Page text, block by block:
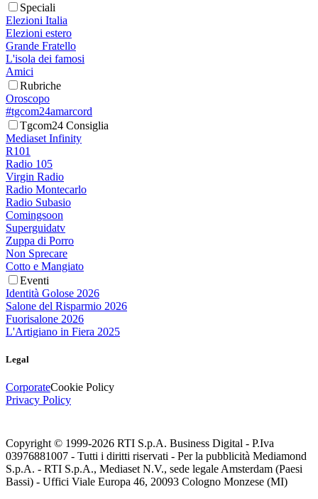
Speciali
Elezioni Italia
Elezioni estero
Grande Fratello
L'isola dei famosi
Amici
Rubriche
Oroscopo
#tgcom24amarcord
Tgcom24 Consiglia
Mediaset Infinity
R101
Radio 105
Virgin Radio
Radio Montecarlo
Radio Subasio
Comingsoon
Superguidatv
Zuppa di Porro
Non Sprecare
Cotto e Mangiato
Eventi
Identità Golose 2026
Salone del Risparmio 2026
Fuorisalone 2026
L'Artigiano in Fiera 2025
Legal
CorporateCookie Policy
Privacy Policy
Copyright © 1999-2026 RTI S.p.A. Business Digital - P.Iva
03976881007 - Tutti i diritti riservati - Per la pubblicità Mediamond
S.p.A. - RTI S.p.A., Mediaset N.V., sede legale Amsterdam (Paesi
Bassi) - Uffici Viale Europa 46, 20093 Cologno Monzese (MI)